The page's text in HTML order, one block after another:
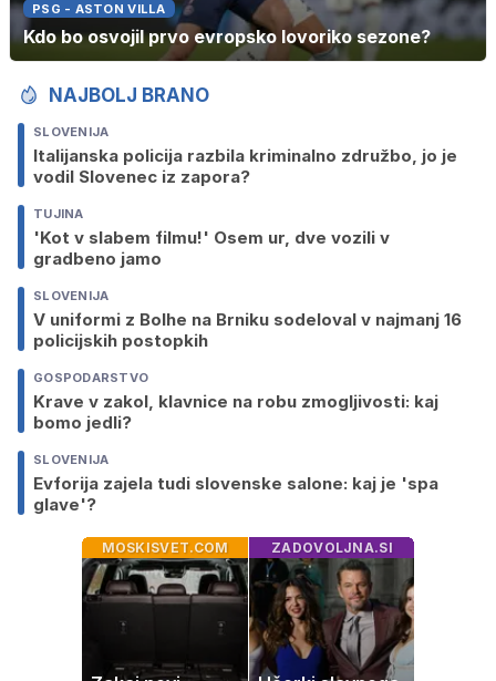
PSG - ASTON VILLA
Kdo bo osvojil prvo evropsko lovoriko sezone?
NAJBOLJ BRANO
SLOVENIJA
Italijanska policija razbila kriminalno združbo, jo je
vodil Slovenec iz zapora?
TUJINA
'Kot v slabem filmu!' Osem ur, dve vozili v
gradbeno jamo
SLOVENIJA
V uniformi z Bolhe na Brniku sodeloval v najmanj 16
policijskih postopkih
GOSPODARSTVO
Krave v zakol, klavnice na robu zmogljivosti: kaj
bomo jedli?
SLOVENIJA
Evforija zajela tudi slovenske salone: kaj je 'spa
glave'?
MOSKISVET.COM ZADOVOLJNA.SI